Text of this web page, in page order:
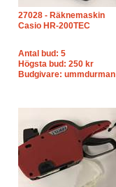
27028 - Räknemaskin
Casio HR-200TEC
Antal bud: 5
Högsta bud: 250 kr
Budgivare: ummdurman